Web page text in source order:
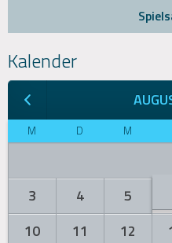
Kalender
M D M
3
4 5
10
11 12